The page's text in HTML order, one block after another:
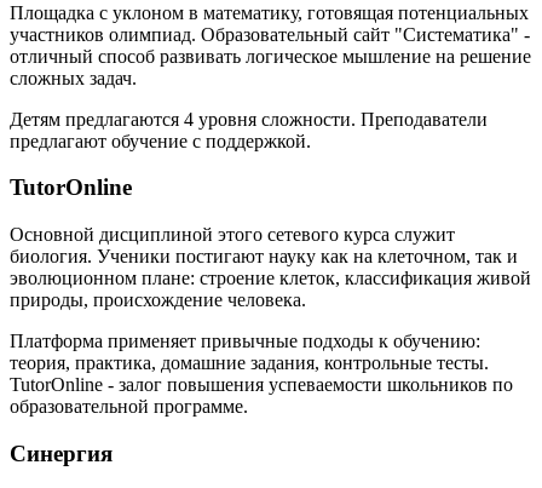
Площадка с уклоном в математику, готовящая потенциальных
участников олимпиад. Образовательный сайт "Систематика" -
отличный способ развивать логическое мышление на решение
сложных задач.
Детям предлагаются 4 уровня сложности. Преподаватели
предлагают обучение с поддержкой.
TutorOnline
Основной дисциплиной этого сетевого курса служит
биология. Ученики постигают науку как на клеточном, так и
эволюционном плане: строение клеток, классификация живой
природы, происхождение человека.
Платформа применяет привычные подходы к обучению:
теория, практика, домашние задания, контрольные тесты.
TutorOnline - залог повышения успеваемости школьников по
образовательной программе.
Синергия